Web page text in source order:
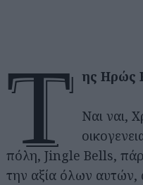
τ ης Ηρώς
Ναι ναι,
πόλη, Jingle Bells,
την αξία όλων αυτών,